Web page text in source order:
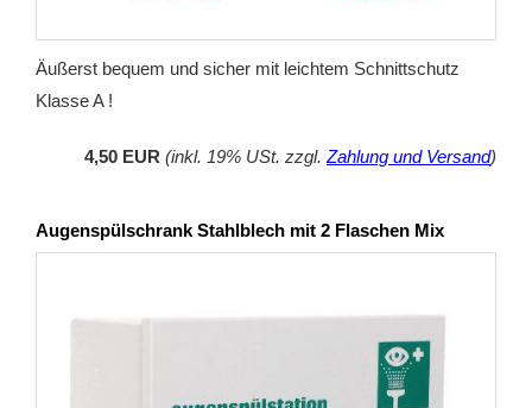
Äußerst bequem und sicher mit leichtem Schnittschutz
Klasse A !
4,50 EUR (inkl. 19% USt. zzgl. Zahlung und Versand)
Augenspülschrank Stahlblech mit 2 Flaschen Mix